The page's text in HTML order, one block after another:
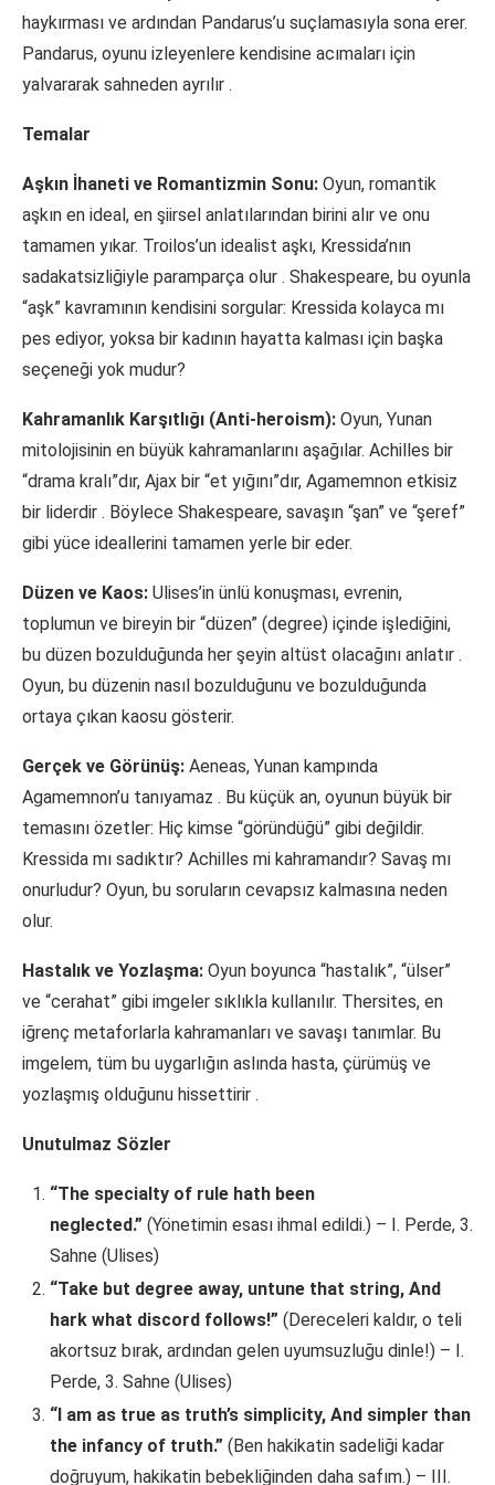
haykırması ve ardından Pandarus’u suçlamasıyla sona erer.
Pandarus, oyunu izleyenlere kendisine acımaları için
yalvararak sahneden ayrılır .
Temalar
Aşkın İhaneti ve Romantizmin Sonu: Oyun, romantik
aşkın en ideal, en şiirsel anlatılarından birini alır ve onu
tamamen yıkar. Troilos’un idealist aşkı, Kressida’nın
sadakatsizliğiyle paramparça olur . Shakespeare, bu oyunla
“aşk” kavramının kendisini sorgular: Kressida kolayca mı
pes ediyor, yoksa bir kadının hayatta kalması için başka
seçeneği yok mudur?
Kahramanlık Karşıtlığı (Anti-heroism): Oyun, Yunan
mitolojisinin en büyük kahramanlarını aşağılar. Achilles bir
“drama kralı”dır, Ajax bir “et yığını”dır, Agamemnon etkisiz
bir liderdir . Böylece Shakespeare, savaşın “şan” ve “şeref”
gibi yüce ideallerini tamamen yerle bir eder.
Düzen ve Kaos: Ulises’in ünlü konuşması, evrenin,
toplumun ve bireyin bir “düzen” (degree) içinde işlediğini,
bu düzen bozulduğunda her şeyin altüst olacağını anlatır .
Oyun, bu düzenin nasıl bozulduğunu ve bozulduğunda
ortaya çıkan kaosu gösterir.
Gerçek ve Görünüş: Aeneas, Yunan kampında
Agamemnon’u tanıyamaz . Bu küçük an, oyunun büyük bir
temasını özetler: Hiç kimse “göründüğü” gibi değildir.
Kressida mı sadıktır? Achilles mi kahramandır? Savaş mı
onurludur? Oyun, bu soruların cevapsız kalmasına neden
olur.
Hastalık ve Yozlaşma: Oyun boyunca “hastalık”, “ülser”
ve “cerahat” gibi imgeler sıklıkla kullanılır. Thersites, en
iğrenç metaforlarla kahramanları ve savaşı tanımlar. Bu
imgelem, tüm bu uygarlığın aslında hasta, çürümüş ve
yozlaşmış olduğunu hissettirir .
Unutulmaz Sözler
“The specialty of rule hath been
neglected.” (Yönetimin esası ihmal edildi.) – I. Perde, 3.
Sahne (Ulises)
“Take but degree away, untune that string, And
hark what discord follows!” (Dereceleri kaldır, o teli
akortsuz bırak, ardından gelen uyumsuzluğu dinle!) – I.
Perde, 3. Sahne (Ulises)
“I am as true as truth’s simplicity, And simpler than
the infancy of truth.” (Ben hakikatin sadeliği kadar
doğruyum, hakikatin bebekliğinden daha safım.) – III.